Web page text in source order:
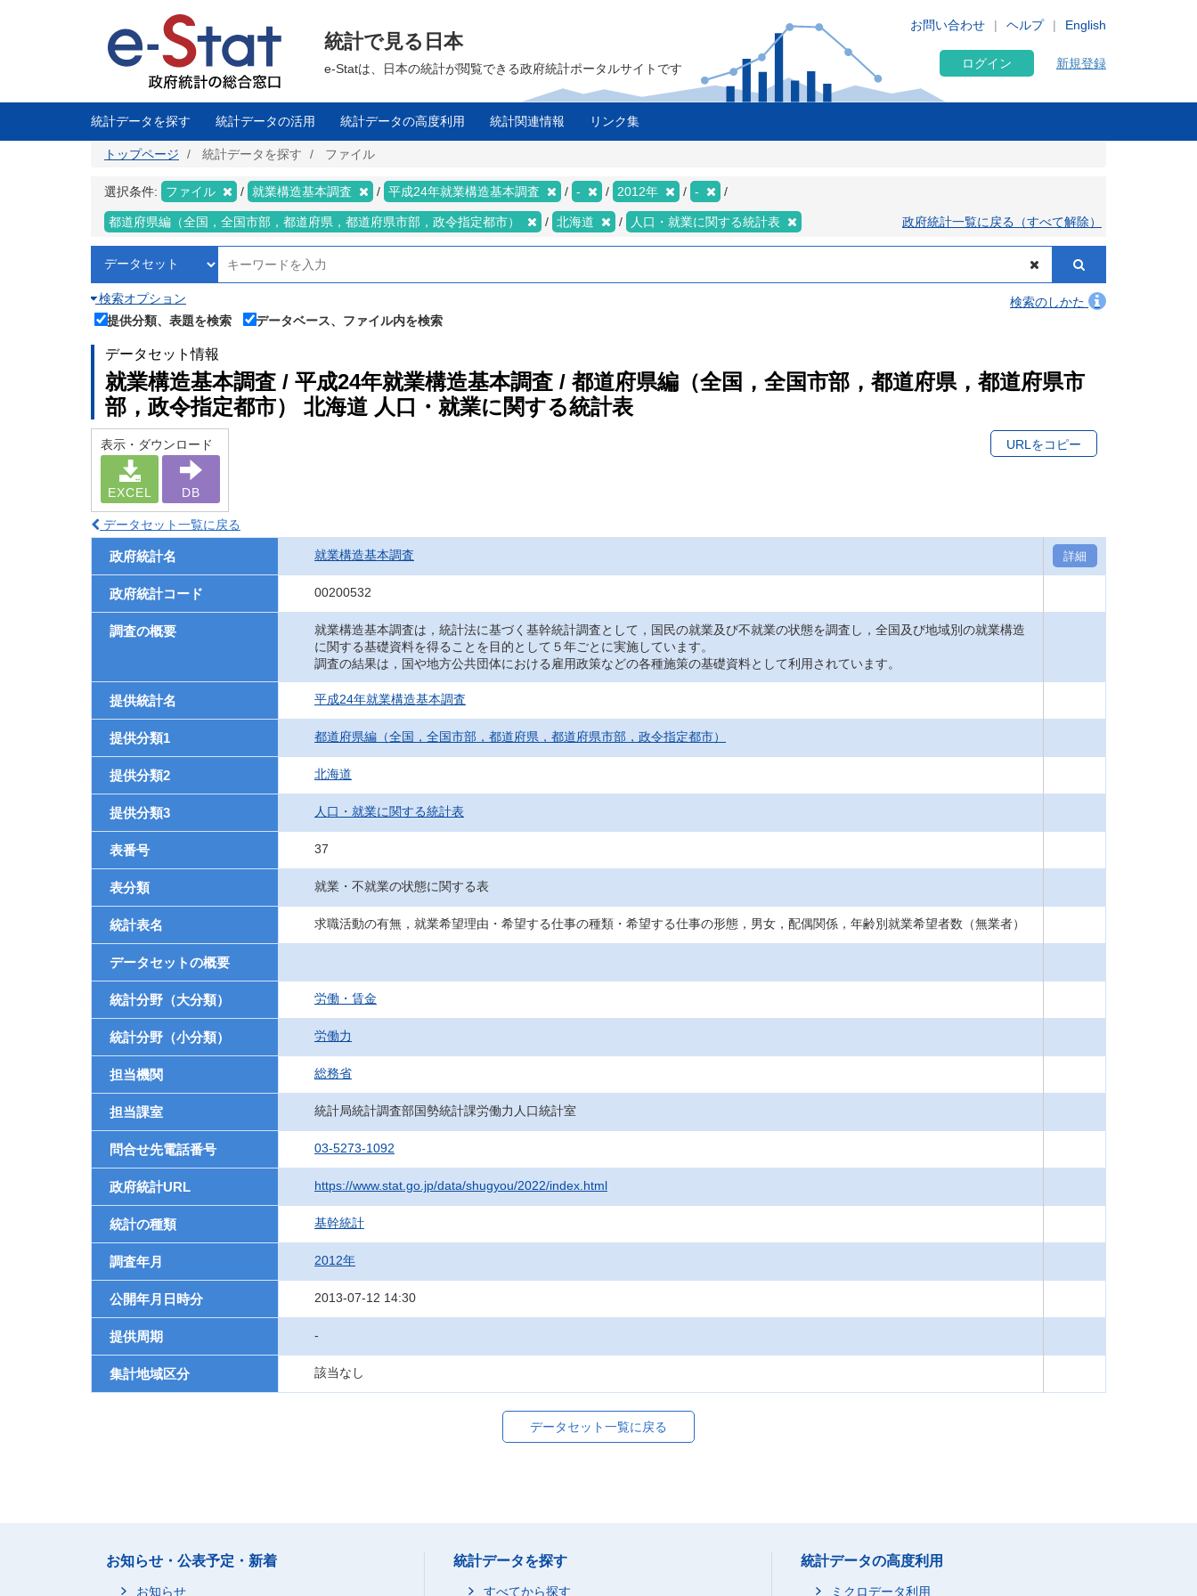
に
English
お問い合わせ ヘルプ
統計で見る日本
e-Statは、日本の統計が閲覧できる政府統計ポータルサイトです ログイン 新規登録
統計データを探す 統計データの活用 統計データの高度利用 統計関連情報 リンク集
トップページ 統計データを探す ファイル
選択条件: ファイル 就業構造基本調査 平成24年就業構造基本調査 - 2012年 -
都道府県編（全国，全国市部，都道府県，都道府県市部，政令指定都市） 北海道 人口・就業に関する統計表 政府統計一覧に戻る（すべて解除）
検索オプション
検索のしかた
提供分類、表題を検索
データベース、ファイル内を検索
データセット情報
就業構造基本調査 / 平成24年就業構造基本調査 / 都道府県編（全国，全国市部，都道府県，都道府県市
部，政令指定都市） 北海道 人口・就業に関する統計表
表示・ダウンロード
EXCEL DB
URLをコピー
データセット一覧に戻る
政府統計名 就業構造基本調査 詳細
政府統計コード 00200532
調査の概要
就業構造基本調査は，統計法に基づく基幹統計調査として，国民の就業及び不就業の状態を調査し，全国及び地域別の就業構造
に関する基礎資料を得ることを目的として５年ごとに実施しています。
調査の結果は，国や地方公共団体における雇用政策などの各種施策の基礎資料として利用されています。
提供統計名 平成24年就業構造基本調査
提供分類1 都道府県編（全国，全国市部，都道府県，都道府県市部，政令指定都市）
提供分類2 北海道
提供分類3 人口・就業に関する統計表
表番号 37
表分類 就業・不就業の状態に関する表
統計表名 求職活動の有無，就業希望理由・希望する仕事の種類・希望する仕事の形態，男女，配偶関係，年齢別就業希望者数（無業者）
データセットの概要
統計分野（大分類） 労働・賃金
統計分野（小分類） 労働力
担当機関 総務省
担当課室 統計局統計調査部国勢統計課労働力人口統計室
問合せ先電話番号 03-5273-1092
政府統計URL https://www.stat.go.jp/data/shugyou/2022/index.html
統計の種類 基幹統計
調査年月 2012年
公開年月日時分 2013-07-12 14:30
提供周期 -
集計地域区分 該当なし
データセット一覧に戻る
お知らせ・公表予定・新着
お知らせ
統計データを探す
すべてから探す
統計データの高度利用
ミクロデータ利用